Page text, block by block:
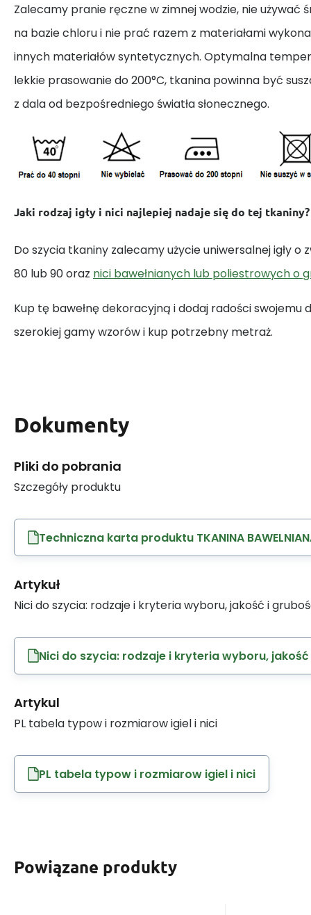
Zalecamy pranie ręczne w zimnej wodzie, nie używać
na bazie chloru i nie prać razem z materiałami
innych materiałów syntetycznych. Optymalna
lekkie prasowanie do 200°C, tkanina powinna być
z dala od bezpośredniego światła słonecznego.
Jaki rodzaj igły i nici najlepiej nadaje się do tej tkaniny?
Do szycia tkaniny zalecamy użycie uniwersalnej igły o
80 lub 90 oraz nici bawełnianych lub poliestrowych o
Kup tę bawełnę dekoracyjną i dodaj radości swojemu
szerokiej gamy wzorów i kup potrzebny metraż.
Dokumenty
Pliki do pobrania
Szczegóły produktu
Techniczna karta produktu TKANINA
Artykuł
Nici do szycia: rodzaje i kryteria wyboru, jakość i
Nici do szycia: rodzaje i kryteria wyboru,
Artykul
PL tabela typow i rozmiarow igiel i nici
PL tabela typow i rozmiarow igiel i nici
Powiązane produkty